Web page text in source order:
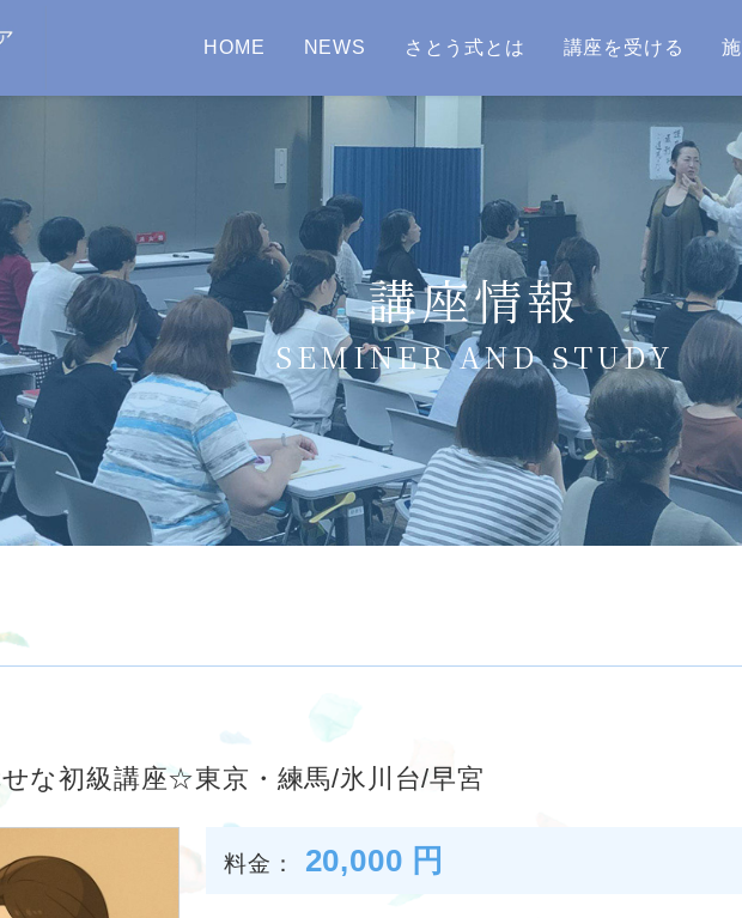
HOME NEWS さとう式とは 講座を受ける
講座情報
SEMINER AND STUDY
な初級講座☆東京・練馬/氷川台/早宮
料金： 20,000 円